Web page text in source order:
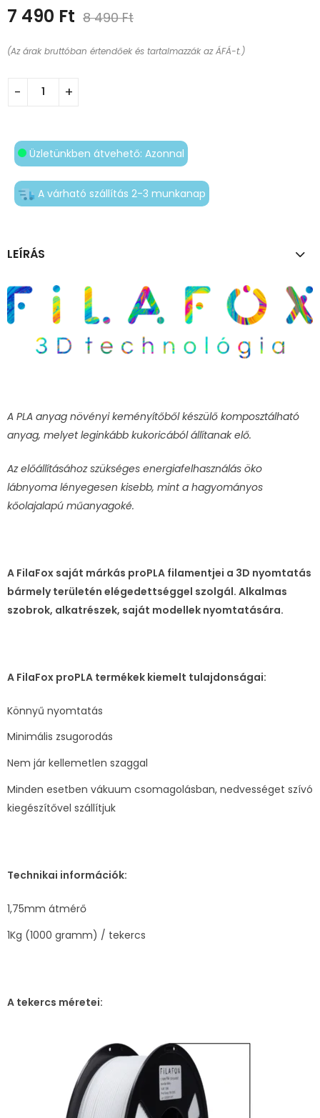
7 490 Ft 8 490Ft
(Az árak bruttóban értendőek és tartalmazzák az ÁFÁ-t.)
Üzletünkben átvehető: Azonnal
A várható szállítás 2-3 munkanap
LEÍRÁS
A PLA anyag növényi keményítőből készülő komposztálható
anyag, melyet leginkább kukoricából állítanak elő.
Az előállításához szükséges energiafelhasználás öko
lábnyoma lényegesen kisebb, mint a hagyományos
kőolajalapú műanyagoké.
A FilaFox saját márkás proPLA filamentjei a 3D nyomtatás
bármely területén elégedettséggel szolgál. Alkalmas
szobrok, alkatrészek, saját modellek nyomtatására.
A FilaFox proPLA termékek kiemelt tulajdonságai:
Könnyű nyomtatás
Minimális zsugorodás
Nem jár kellemetlen szaggal
Minden esetben vákuum csomagolásban, nedvességet szívó
kiegészítővel szállítjuk
Technikai információk:
1,75mm átmérő
1Kg (1000 gramm) / tekercs
A tekercs méretei: